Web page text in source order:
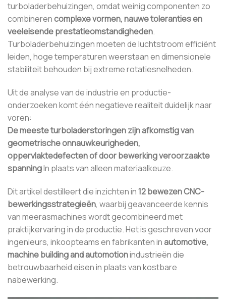
turboladerbehuizingen, omdat weinig componenten zo
combinerencomplexe vormen, nauwe toleranties en
veeleisende prestatieomstandigheden.
Turboladerbehuizingen moeten de luchtstroom efficiënt
leiden, hoge temperaturen weerstaan en dimensionele
stabiliteit behouden bij extreme rotatiesnelheden.
Uit de analyse van de industrie en productie-
onderzoeken komt één negatieve realiteit duidelijk naar
voren:
De meeste turboladerstoringen zijn afkomstig van
geometrische onnauwkeurigheden,
oppervlaktedefecten of door bewerking veroorzaakte
spanningIn plaats van alleen materiaalkeuze.
Dit artikel destilleert die inzichten in12 bewezen CNC-
bewerkingsstrategieën, waarbij geavanceerde kennis
van meerasmachines wordt gecombineerd met
praktijkervaring in de productie. Het is geschreven voor
ingenieurs, inkoopteams en fabrikanten in automotive,
machine building and automotionindustrieën die
betrouwbaarheid eisen in plaats van kostbare
nabewerking.